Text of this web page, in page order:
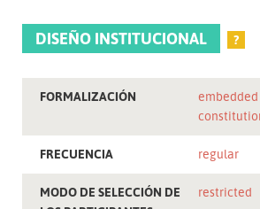
DISEÑO INSTITUCIONAL ?
FORMALIZACIÓN
FRECUENCIA regular
MODO DE SELECCIÓN DE
restricted